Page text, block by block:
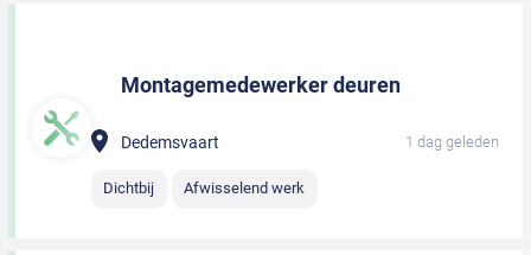
Montagemedewerker deuren
Dedemsvaart 1 dag geleden
Dichtbij Afwisselend werk